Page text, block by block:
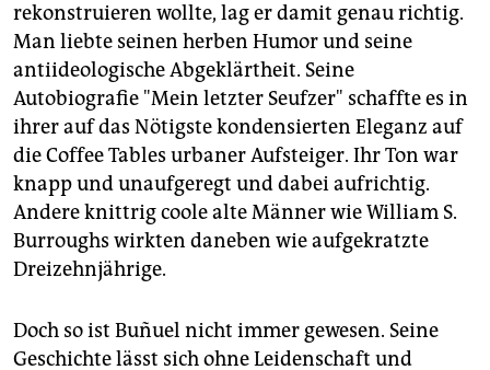
rekonstruieren wollte, lag er damit genau richtig.
Man liebte seinen herben Humor und seine
antiideologische Abgeklärtheit. Seine
Autobiografie "Mein letzter Seufzer" schaffte es in
ihrer auf das Nötigste kondensierten Eleganz auf
die Coffee Tables urbaner Aufsteiger. Ihr Ton war
knapp und unaufgeregt und dabei aufrichtig.
Andere knittrig coole alte Männer wie William S.
Burroughs wirkten daneben wie aufgekratzte
Dreizehnjährige.
Doch so ist Buñuel nicht immer gewesen. Seine
Geschichte lässt sich ohne Leidenschaft und